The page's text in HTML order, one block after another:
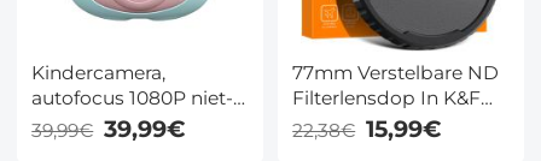
Kindercamera,
autofocus 1080P niet-
giftig, zacht plastic
schokbestendig
39,99€ 39,99€
77mm Verstelbare ND
Filterlensdop In K&F
Concept Kleurendoos
Voor Variabel Grijsfilter
22,38€ 15,99€